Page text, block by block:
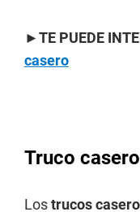
►TE PUEDE
casero
Truco
Lostrucos